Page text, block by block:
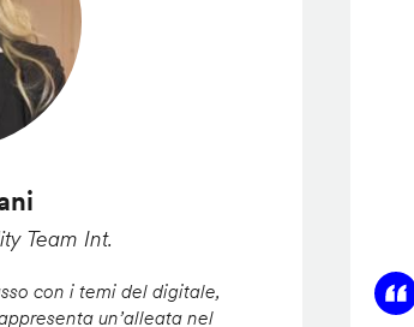
Team Int.
con i temi del digitale,
un’alleata nel